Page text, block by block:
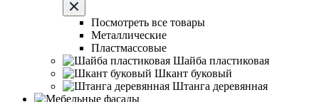
Посмотреть все товары
Металлические
Пластмассовые
Шайба пластиковая
Шкант буковый
Штанга деревянная